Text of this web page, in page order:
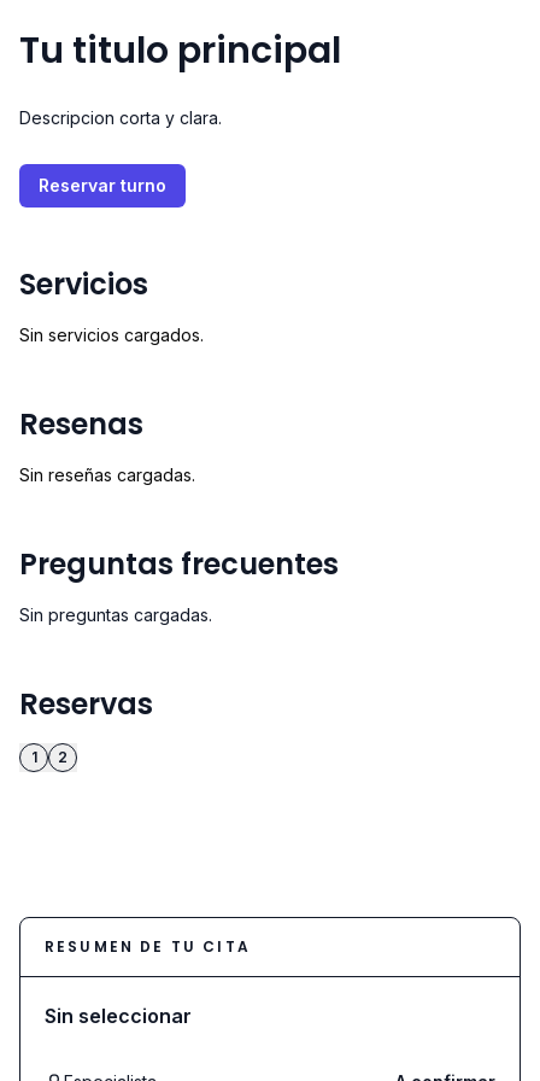
Tu titulo principal
Descripcion corta y clara.
Reservar turno
Servicios
Sin servicios cargados.
Resenas
Sin reseñas cargadas.
Preguntas frecuentes
Sin preguntas cargadas.
Reservas
1 2
RESUMEN DE TU CITA
Sin seleccionar